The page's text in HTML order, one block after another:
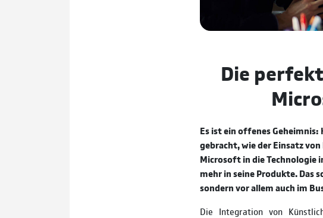
Die
Es ist ein offenes
gebracht, wie der Einsatz
Microsoft in die Technologie
mehr in seine Produkte.
sondern vor allem auch im
Die Integration von